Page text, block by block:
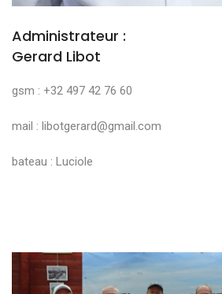
Administrateur :
Gerard Libot
gsm : +32 497 42 76 60
mail : libotgerard@gmail.com
bateau : Luciole